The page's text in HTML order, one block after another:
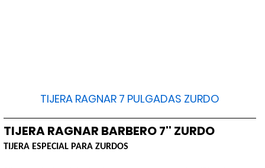
TIJERA RAGNAR 7 PULGADAS ZURDO
TIJERA RAGNAR BARBERO 7'' ZURDO
TIJERA ESPECIAL PARA ZURDOS